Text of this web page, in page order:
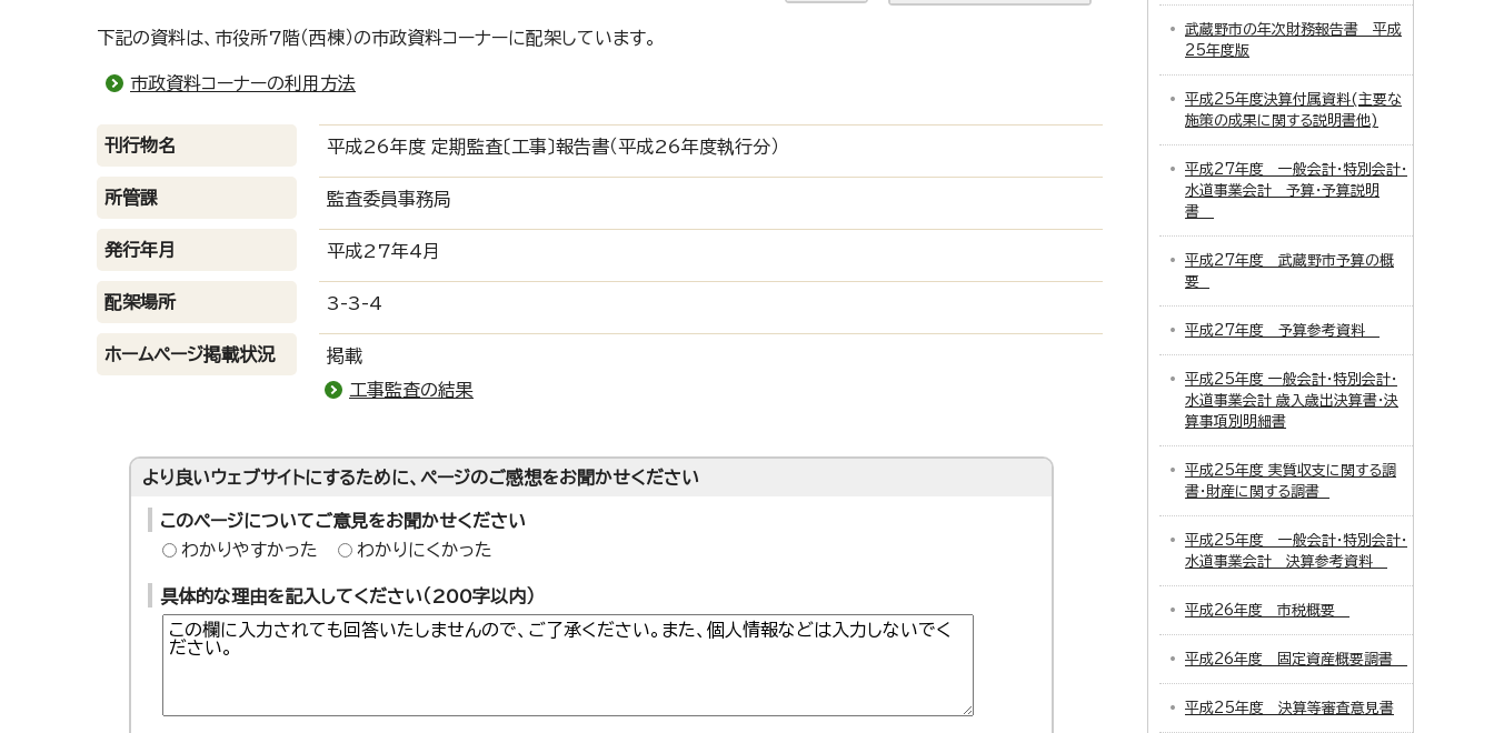
下記の資料は、市役所7階（西棟）の市政資料コーナーに配架しています。
市政資料コーナーの利用方法
刊行物名 平成26年度 定期監査〔工事〕報告書（平成26年度執行分）
所管課 監査委員事務局
発行年月 平成27年4月
配架場所 3-3-4
ホームページ掲載状況
掲載
工事監査の結果
より良いウェブサイトにするために、ページのご感想をお聞かせください
このページについてご意見をお聞かせください
わかりやすかった
わかりにくかった
具体的な理由を記入してください（200字以内）
武蔵野市の年次財務報告書 平成
25年度版
平成25年度決算付属資料(主要な
施策の成果に関する説明書他)
平成27年度 一般会計・特別会計・
水道事業会計 予算・予算説明
書
平成27年度 武蔵野市予算の概
要
平成27年度 予算参考資料
平成25年度 一般会計・特別会計・
水道事業会計 歳入歳出決算書・決
算事項別明細書
平成25年度 実質収支に関する調
書・財産に関する調書
平成25年度 一般会計・特別会計・
水道事業会計 決算参考資料
平成26年度 市税概要
平成26年度 固定資産概要調書
平成25年度 決算等審査意見書